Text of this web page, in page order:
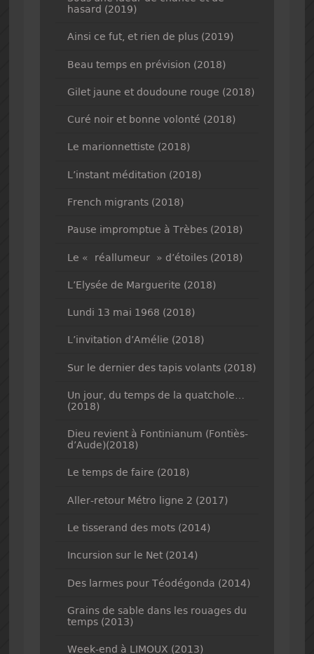
hasard (2019)
Ainsi ce fut, et rien de plus (2019)
Beau temps en prévision (2018)
Gilet jaune et doudoune rouge (2018)
Curé noir et bonne volonté (2018)
Le marionnettiste (2018)
L’instant méditation (2018)
French migrants (2018)
Pause impromptue à Trèbes (2018)
Le « réallumeur » d’étoiles (2018)
L’Elysée de Marguerite (2018)
Lundi 13 mai 1968 (2018)
L’invitation d’Amélie (2018)
Sur le dernier des tapis volants (2018)
Un jour, du temps de la quatchole…
(2018)
Dieu revient à Fontinianum (Fontiès-
d’Aude)(2018)
Le temps de faire (2018)
Aller-retour Métro ligne 2 (2017)
Le tisserand des mots (2014)
Incursion sur le Net (2014)
Des larmes pour Téodégonda (2014)
Grains de sable dans les rouages du
temps (2013)
Week-end à LIMOUX (2013)